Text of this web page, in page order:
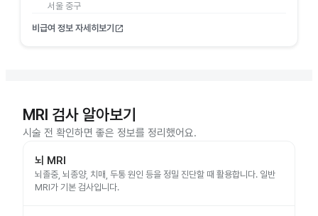
서울 중구
비급여 정보 자세히보기 open_in_new
MRI 검사 알아보기
시술 전 확인하면 좋은 정보를 정리했어요.
뇌 MRI
뇌졸중, 뇌종양, 치매, 두통 원인 등을 정밀 진단할 때 활용합니다. 일반
MRI가 기본 검사입니다.